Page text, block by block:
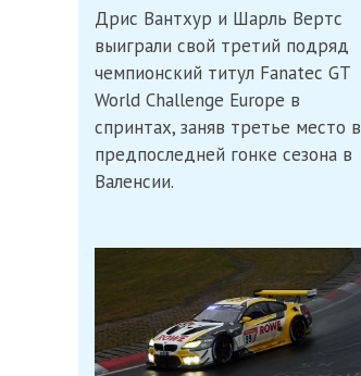
Дрис Вантхур и Шарль Вертс
выиграли свой третий подряд
чемпионский титул Fanatec GT
World Challenge Europe в
спринтах, заняв третье место в
предпоследней гонке сезона в
Валенсии.